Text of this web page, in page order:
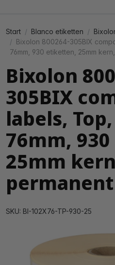
Start Blanco etiketten
Bixolon 800264-305BIX
76mm, 930 etiketten, 25mm
Bixolon
305BIX
labels,
76mm,
25mm
permanent
SKU: BI-102X76-TP-930-25